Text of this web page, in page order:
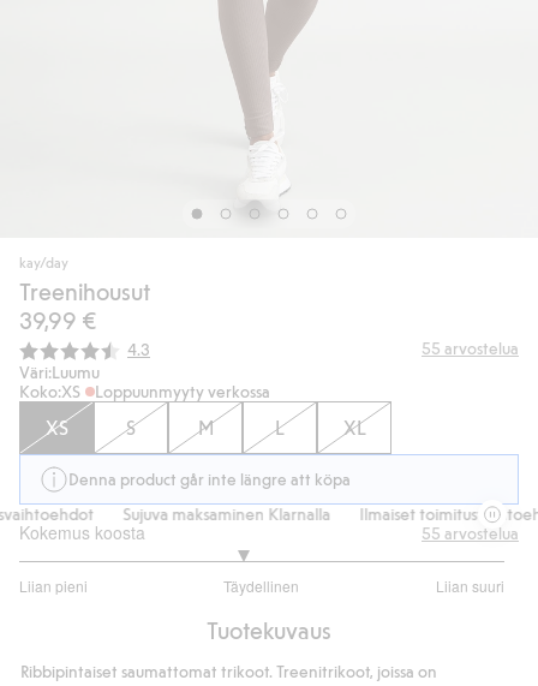
kay/day
Treenihousut
39,99 €
Keskimääräinen luokitus:
4.3 55 arvostelua
Väri:Luumu
Koko:XS Loppuunmyyty verkossa
XS S M L XL
Denna product går inte längre att köpa
Sujuva maksaminen Klarnalla Ilmaiset
Kokemus koosta
Liian pieni Täydellinen Liian suuri
/
ääneen
55 arvostelua
Tuotekuvaus
Ribbipintaiset saumattomat trikoot. Treenitrikoot, joissa on